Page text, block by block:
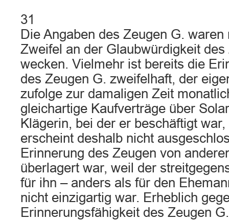
31
Die Angaben des Zeugen G. waren
Zweifel an der Glaubwürdigkeit des
wecken. Vielmehr ist bereits die
des Zeugen G. zweifelhaft, der
zufolge zur damaligen Zeit
gleichartige Kaufverträge über
Klägerin, bei der er beschäftigt
erscheint deshalb nicht
Erinnerung des Zeugen von
überlagert war, weil der
für ihn – anders als für den
nicht einzigartig war. Erheblich
Erinnerungsfähigkeit des Zeugen